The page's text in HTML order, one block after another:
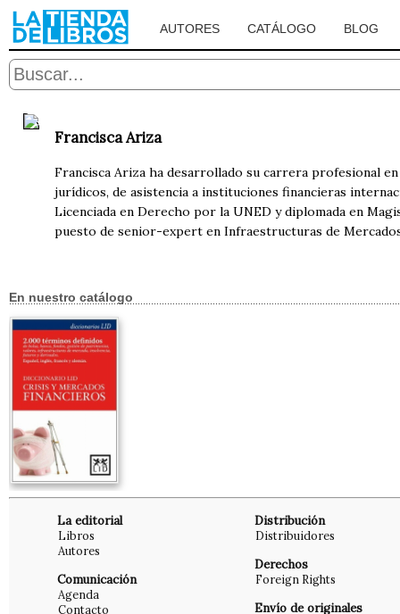
AUTORES CATÁLOGO BLOG
Francisca Ariza
Francisca Ariza ha desarrollado su carrera profesional
jurídicos, de asistencia a instituciones financieras
Licenciada en Derecho por la UNED y diplomada en
puesto de senior-expert en Infraestructuras de
En nuestro catálogo
La editorial
Libros
Autores
Comunicación
Agenda
Contacto
Distribución
Distribuidores
Derechos
Foreign Rights
Envío de originales